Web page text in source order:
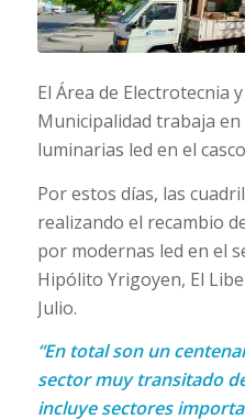
El Área de Electrotecnia
Municipalidad trabaja en
luminarias led en el
Por estos días, las
realizando el recambio
por modernas led en el
Hipólito Yrigoyen, El
Julio.
“En total son un
sector muy transitado
incluye sectores